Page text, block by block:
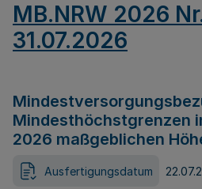
MB.NRW 2026
31.07.2026
Mindesthöchstgrenzen
2026 maßgeblichen
Ausfertigungsdatum